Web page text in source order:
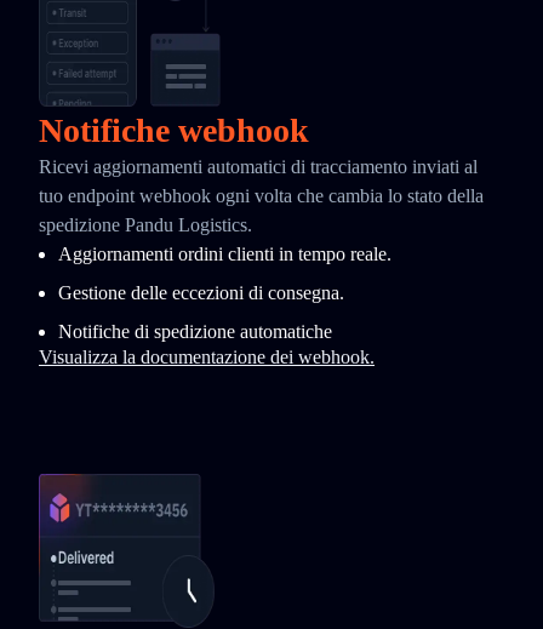
Notifiche webhook
Ricevi aggiornamenti automatici di tracciamento inviati al
tuo endpoint webhook ogni volta che cambia lo stato della
spedizione Pandu Logistics.
Aggiornamenti ordini clienti in tempo reale.
Gestione delle eccezioni di consegna.
Notifiche di spedizione automatiche
Visualizza la documentazione dei webhook.